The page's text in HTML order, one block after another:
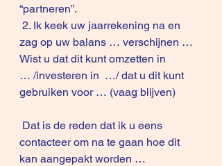
“partneren”.
zag op uw balans … verschijnen …
Wist u dat dit kunt omzetten in
… /investeren in  …/ dat u dit kunt
gebruiken voor … (vaag blijven)
contacteer om na te gaan hoe dit
kan aangepakt worden …